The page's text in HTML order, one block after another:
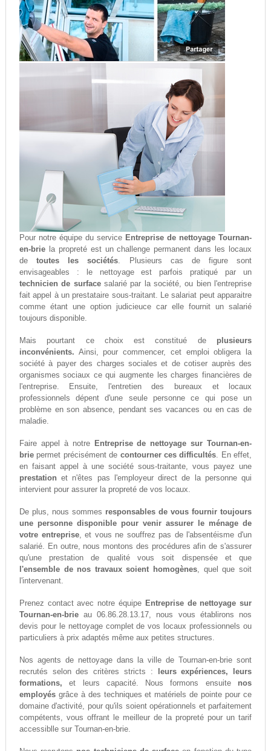
Pour notre équipe du service Entreprise de nettoyage Tournan-
en-briela propreté est un challenge permanent dans les locaux
detoutes les sociétés. Plusieurs cas de figure sont
envisageables : le nettoyage est parfois pratiqué par un
technicien de surfacesalarié par la société, ou bien l'entreprise
fait appel à un prestataire sous-traitant. Le salariat peut apparaitre
comme étant une option judicieuce car elle fournit un salarié
toujours disponible.
Mais pourtant ce choix est constitué de plusieurs
inconvénients. Ainsi, pour commencer, cet emploi obligera la
société à payer des charges sociales et de cotiser auprès des
organismes sociaux ce qui augmente les charges financières de
l'entreprise. Ensuite, l'entretien des bureaux et locaux
professionnels dépent d'une seule personne ce qui pose un
problème en son absence, pendant ses vacances ou en cas de
maladie.
Faire appel à notre Entreprise de nettoyage sur Tournan-en-
briepermet précisément de contourner ces difficultés. En effet,
en faisant appel à une société sous-traitante, vous payez une
prestation et n'êtes pas l'employeur direct de la personne qui
intervient pour assurer la propreté de vos locaux.
De plus, nous sommes responsables de vous fournir toujours
une personne disponible pour venir assurer le ménage de
votre entreprise, et vous ne souffrez pas de l'absentéisme d'un
salarié. En outre, nous montons des procédures afin de s'assurer
qu'une prestation de qualité vous soit dispensée et que
l'ensemble de nos travaux soient homogènes, quel que soit
l'intervenant.
Prenez contact avec notre équipe Entreprise de nettoyage sur
Tournan-en-brieau 06.86.28.13.17, nous vous établirons nos
devis pour le nettoyage complet de vos locaux professionnels ou
particuliers à prix adaptés même aux petites structures.
Nos agents de nettoyage dans la ville de Tournan-en-brie sont
recrutés selon des critères stricts :
leurs expériences, leurs
formations, et leurs capacité. Nous formons ensuite nos
employésgrâce à des techniques et matériels de pointe pour ce
domaine d'activité, pour qu'ils soient opérationnels et parfaitement
compétents, vous offrant le meilleur de la propreté pour un tarif
accessiblle sur Tournan-en-brie.